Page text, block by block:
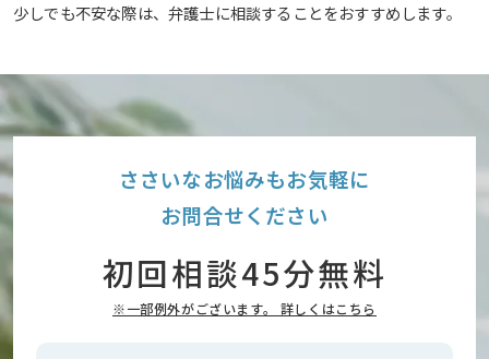
少しでも不安な際は、弁護士に相談することをおすすめします。
ささいなお悩みもお気軽に
お問合せください
初回相談45分無料
※一部例外がございます。 詳しくはこちら